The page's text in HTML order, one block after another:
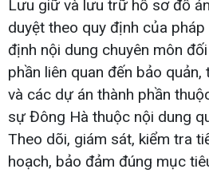
Lưu giữ và lưu trữ hồ sơ đồ
duyệt theo quy định của
định nội dung chuyên môn
phần liên quan đến bảo
và các dự án thành phần
sự Đông Hà thuộc nội dung
Theo dõi, giám sát, kiểm tra
hoạch, bảo đảm đúng mục